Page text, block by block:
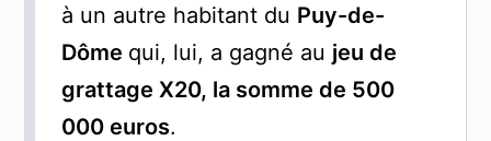
à un autre habitant du Puy-de-
Dôme qui, lui, a gagné au jeu de
grattage X20, la somme de 500
000 euros.